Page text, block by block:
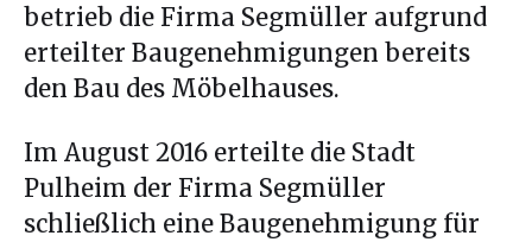
betrieb die Firma Segmüller aufgrund
erteilter Baugenehmigungen bereits
den Bau des Möbelhauses.
Im August 2016 erteilte die Stadt
Pulheim der Firma Segmüller
schließlich eine Baugenehmigung für